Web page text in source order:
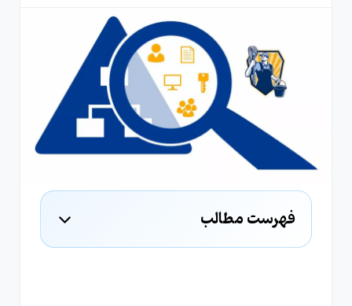
فهرست مطالب
نکته ها